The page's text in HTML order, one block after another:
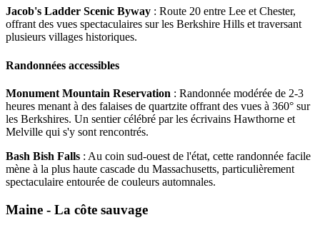
Jacob's Ladder Scenic Byway : Route 20 entre Lee et Chester,
offrant des vues spectaculaires sur les Berkshire Hills et traversant
plusieurs villages historiques.
Randonnées accessibles
Monument Mountain Reservation : Randonnée modérée de 2-3
heures menant à des falaises de quartzite offrant des vues à 360° sur
les Berkshires. Un sentier célébré par les écrivains Hawthorne et
Melville qui s'y sont rencontrés.
Bash Bish Falls : Au coin sud-ouest de l'état, cette randonnée facile
mène à la plus haute cascade du Massachusetts, particulièrement
spectaculaire entourée de couleurs automnales.
Maine - La côte sauvage